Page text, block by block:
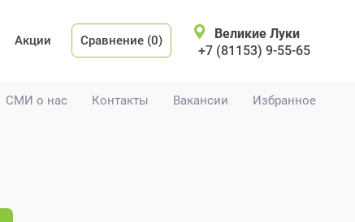
СМИ о нас Контакты Вакансии Избранное
Акции Сравнение (0)
Великие Луки
+7 (81153) 9-55-65